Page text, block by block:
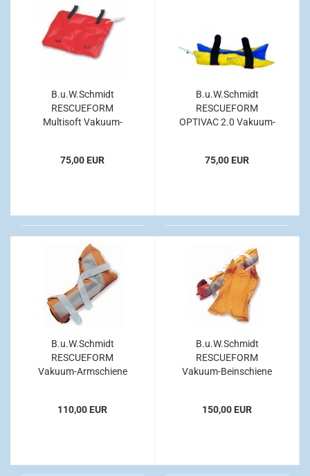
B.u.W.Schmidt
RESCUEFORM
Multisoft Vakuum-
75,00 EUR
B.u.W.Schmidt
RESCUEFORM
OPTIVAC 2.0 Vakuum-
75,00 EUR
B.u.W.Schmidt
RESCUEFORM
Vakuum-Armschiene
110,00 EUR
B.u.W.Schmidt
RESCUEFORM
Vakuum-Beinschiene
150,00 EUR